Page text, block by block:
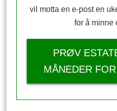
vil motta en e-post en
for å minne
PRØV
MÅNEDER